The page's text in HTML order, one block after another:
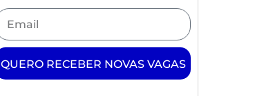
QUERO RECEBER NOVAS VAGAS